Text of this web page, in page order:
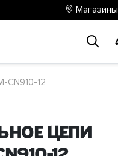
Магазины
CN910-12
цепи